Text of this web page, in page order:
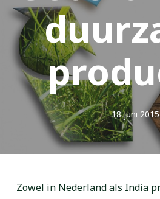
18 juni 2015
Zowel in Nederland als India